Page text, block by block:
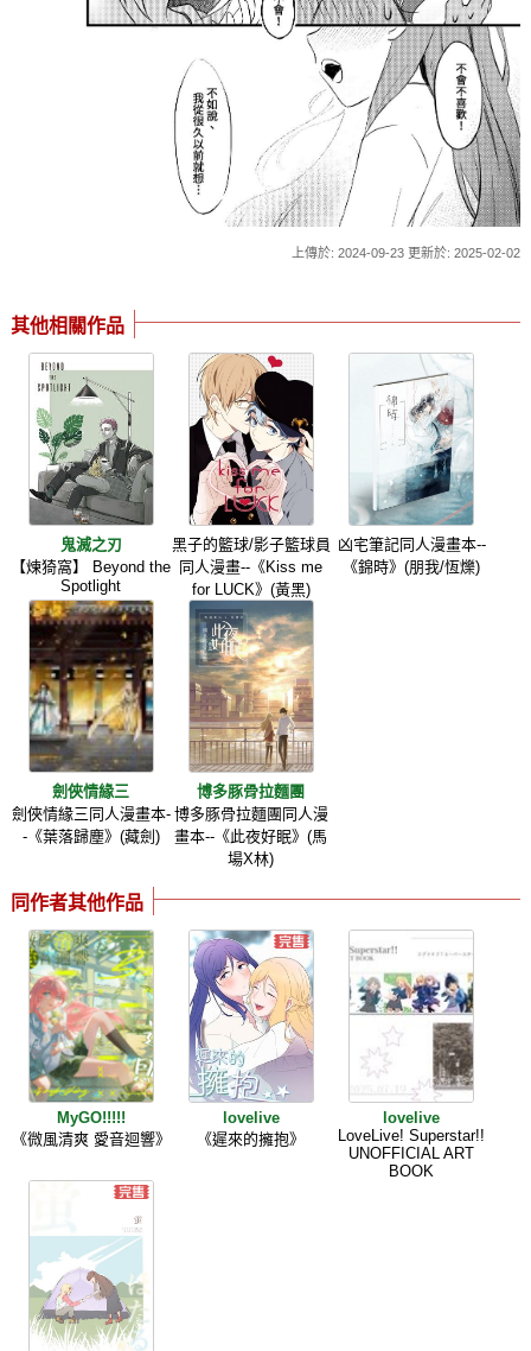
上傳於: 2024-09-23 更新於: 2025-02-02
其他相關作品
鬼滅之刃
【煉猗窩】 Beyond the
Spotlight
黑子的籃球/影子籃球員
同人漫畫--《Kiss me
for LUCK》(黃黑)
凶宅筆記同人漫畫本--
《錦時》(朋我/恆爍)
劍俠情緣三
劍俠情緣三同人漫畫本-
-《葉落歸塵》(藏劍)
博多豚骨拉麵團
博多豚骨拉麵團同人漫
畫本--《此夜好眠》(馬
場X林)
同作者其他作品
MyGO!!!!!
《微風清爽 愛音迴響》
lovelive
《遲來的擁抱》
lovelive
LoveLive! Superstar!!
UNOFFICIAL ART
BOOK